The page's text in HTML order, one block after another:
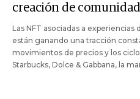
creación de
Las NFT asociadas a
están ganando una tracción
movimientos de precios y los
Starbucks, Dolce & Gabbana, la